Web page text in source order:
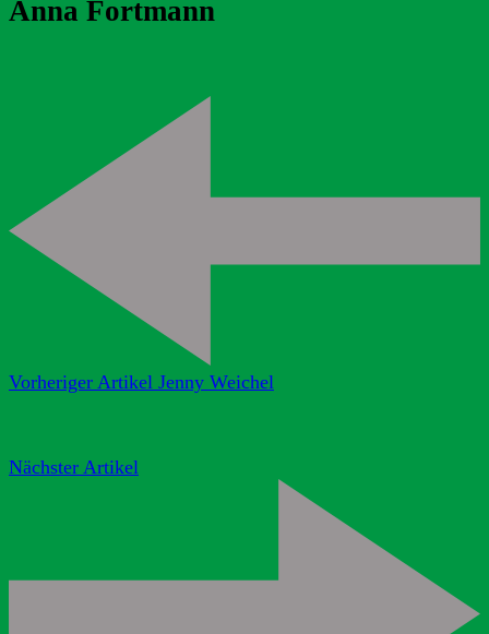
Anna Fortmann
Vorheriger Artikel Jenny Weichel
Nächster Artikel